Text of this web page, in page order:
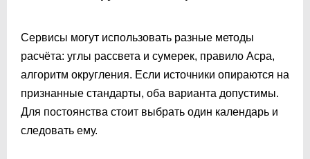
Сервисы могут использовать разные методы
расчёта: углы рассвета и сумерек, правило Асра,
алгоритм округления. Если источники опираются на
признанные стандарты, оба варианта допустимы.
Для постоянства стоит выбрать один календарь и
следовать ему.